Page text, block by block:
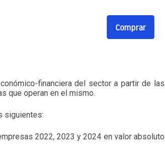
Comprar
financiera del sector a partir de las
que operan en el mismo.
siguientes:
2022, 2023 y 2024 en valor absoluto